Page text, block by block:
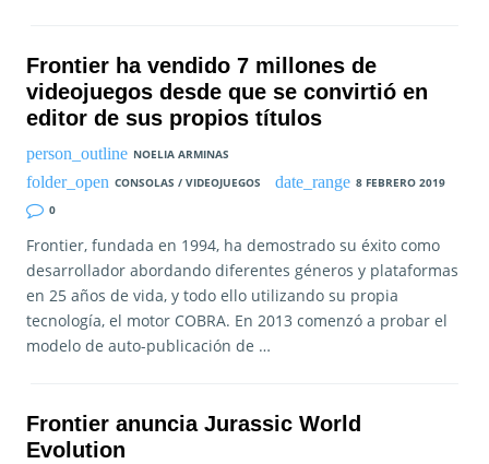
Frontier ha vendido 7 millones de
videojuegos desde que se convirtió en
editor de sus propios títulos
NOELIA ARMINAS
CONSOLAS / VIDEOJUEGOS
8 FEBRERO 2019
0
Frontier, fundada en 1994, ha demostrado su éxito como
desarrollador abordando diferentes géneros y plataformas
en 25 años de vida, y todo ello utilizando su propia
tecnología, el motor COBRA. En 2013 comenzó a probar el
modelo de auto-publicación de …
Frontier anuncia Jurassic World
Evolution